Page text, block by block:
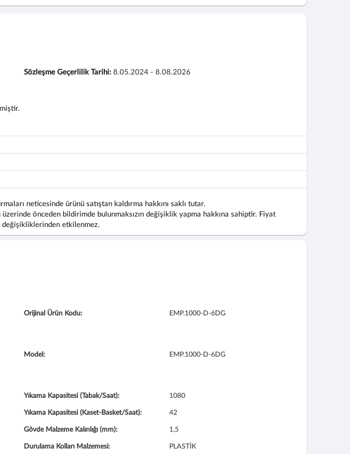
Sözleşme Geçerlilik Tarihi: 8.05.2024 - 8.08.2026
neticesinde ürünü satıştan kaldırma hakkını saklı tutar.
önceden bildirimde bulunmaksızın değişiklik yapma hakkına sahiptir. Fiyat
değişikliklerinden etkilenmez.
Orijinal Ürün Kodu: EMP.1000-D-6DG
Model: EMP.1000-D-6DG
Yıkama Kapasitesi (Tabak/Saat): 1080
Yıkama Kapasitesi (Kaset-Basket/Saat): 42
Gövde Malzeme Kalınlığı (mm): 1,5
Durulama Kolları Malzemesi: PLASTİK